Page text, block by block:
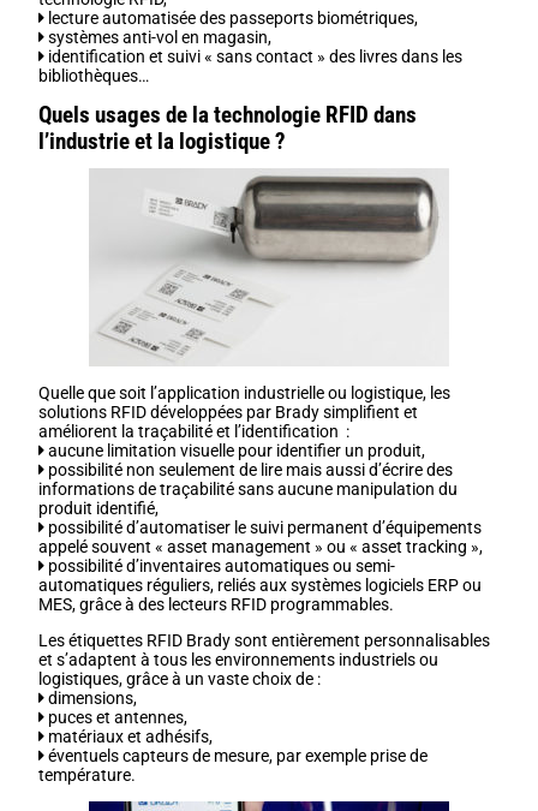
lecture automatisée des passeports biométriques,
systèmes anti-vol en magasin,
identification et suivi « sans contact » des livres dans les
bibliothèques…
Quels usages de la technologie RFID dans
l’industrie et la logistique ?
Quelle que soit l’application industrielle ou logistique, les
solutions RFID développées par Brady simplifient et
améliorent la traçabilité et l’identification :
aucune limitation visuelle pour identifier un produit,
possibilité non seulement de lire mais aussi d’écrire des
informations de traçabilité sans aucune manipulation du
produit identifié,
possibilité d’automatiser le suivi permanent d’équipements
appelé souvent « asset management » ou « asset tracking »,
possibilité d’inventaires automatiques ou semi-
automatiques réguliers, reliés aux systèmes logiciels ERP ou
MES, grâce à des lecteurs RFID programmables.
Les étiquettes RFID Brady sont entièrement personnalisables
et s’adaptent à tous les environnements industriels ou
logistiques, grâce à un vaste choix de :
dimensions,
puces et antennes,
matériaux et adhésifs,
éventuels capteurs de mesure, par exemple prise de
température.